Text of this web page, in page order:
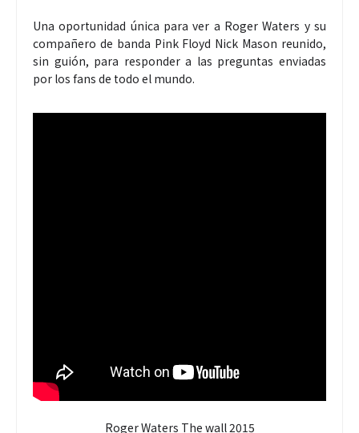
Una oportunidad única para ver a Roger Waters y su
compañero de banda Pink Floyd Nick Mason reunido,
sin guión, para responder a las preguntas enviadas
por los fans de todo el mundo.
Roger Waters The wall 2015